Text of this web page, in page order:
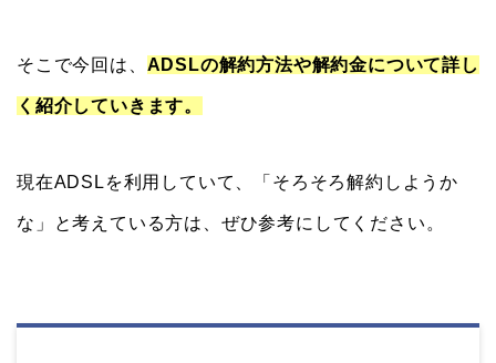
そこで今回は、 ADSLの解約方法や解約金について詳し
く紹介していきます。
現在ADSLを利用していて、「そろそろ解約しようか
な」と考えている方は、ぜひ参考にしてください。